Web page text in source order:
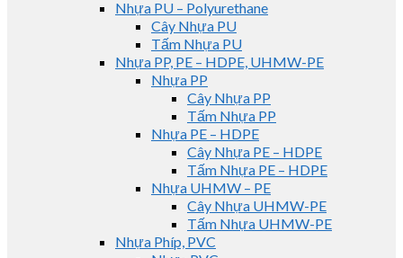
Nhựa PU – Polyurethane
Cây Nhựa PU
Tấm Nhựa PU
Nhựa PP, PE – HDPE, UHMW-PE
Nhựa PP
Cây Nhựa PP
Tấm Nhựa PP
Nhựa PE – HDPE
Cây Nhựa PE – HDPE
Tấm Nhựa PE – HDPE
Nhựa UHMW – PE
Cây Nhựa UHMW-PE
Tấm Nhựa UHMW-PE
Nhựa Phíp, PVC